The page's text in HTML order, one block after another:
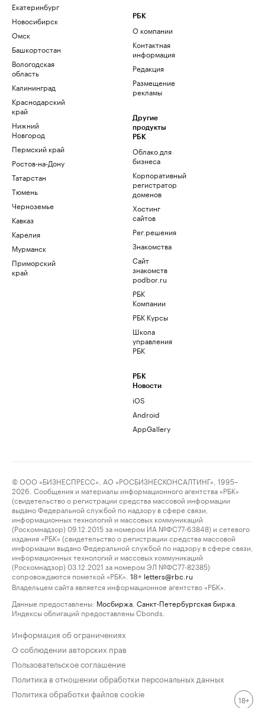
Екатеринбург
Новосибирск
Омск
Башкортостан
Вологодская
область
Калининград
Краснодарский
край
Нижний
Новгород
Пермский край
Ростов-на-Дону
Татарстан
Тюмень
Черноземье
Кавказ
Карелия
Мурманск
Приморский
край
РБК
О компании
Контактная
информация
Редакция
Размещение
рекламы
Другие
продукты
РБК
Облако для
бизнеса
Корпоративный
регистратор
доменов
Хостинг
сайтов
Рег.решения
Знакомства
Сайт
знакомств
podbor.ru
РБК
Компании
РБК Курсы
Школа
управления
РБК
РБК
Новости
iOS
Android
AppGallery
© ООО «БИЗНЕСПРЕСС», АО «РОСБИЗНЕСКОНСАЛТИНГ», 1995–
2026. Сообщения и материалы информационного агентства «РБК»
(свидетельство о регистрации средства массовой информации
выдано Федеральной службой по надзору в сфере связи,
информационных технологий и массовых коммуникаций
(Роскомнадзор) 09.12.2015 за номером ИА №ФС77-63848) и сетевого
издания «РБК» (свидетельство о регистрации средства массовой
информации выдано Федеральной службой по надзору в сфере связи,
информационных технологий и массовых коммуникаций
(Роскомнадзор) 03.12.2021 за номером ЭЛ №ФС77-82385)
сопровождаются пометкой «РБК».
18+ letters@rbc.ru
Владельцем сайта является информационное агентство «РБК».
Данные предоставлены: Мосбиржа Санкт-Петербургская биржа
Индексы облигаций предоставлены Cbonds.
Информация об ограничениях
О соблюдении авторских прав
Пользовательское соглашение
Политика в отношении обработки персональных данных
Политика обработки файлов cookie
18+